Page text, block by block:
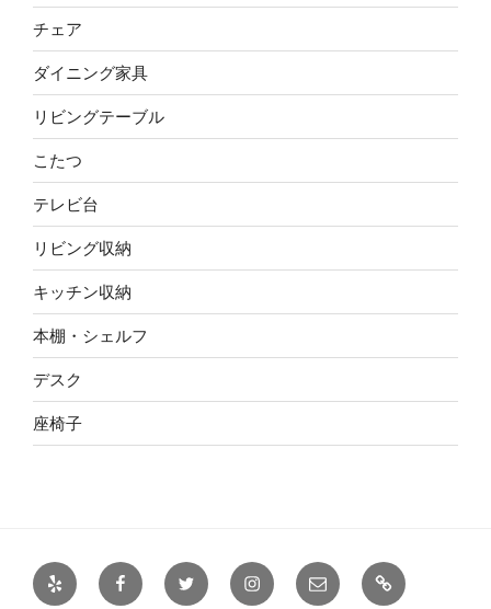
チェア
ダイニング家具
リビングテーブル
こたつ
テレビ台
リビング収納
キッチン収納
本棚・シェルフ
デスク
座椅子
Yelp FacebookTwitter Instagramメ
ー
未
分